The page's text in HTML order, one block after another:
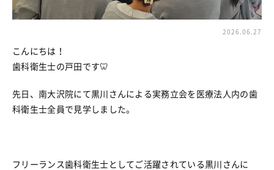
2026.06.27
こんにちは！
歯科衛生士の戸田です🦷
先日、南大沢院にて黒川さんによる実務立会を医療法人内の歯
科衛生士全員で見学しました。
フリーランス歯科衛生士としてご活躍されている黒川さんに